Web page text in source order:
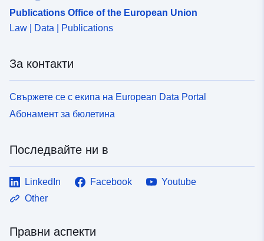
Publications Office of the European Union
Law | Data | Publications
За контакти
Свържете се с екипа на European Data Portal
Абонамент за бюлетина
Последвайте ни в
LinkedIn Facebook
Youtube
Other
Правни аспекти